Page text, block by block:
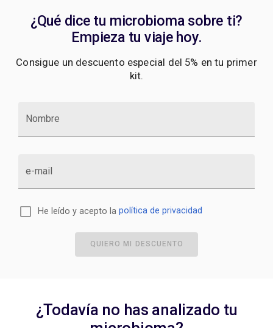
¿Qué dice tu microbioma sobre ti?
Empieza tu viaje hoy.
Consigue un descuento especial del 5% en tu primer
kit.
Nombre
e-mail
He leído y acepto la política de privacidad
QUIERO MI DESCUENTO
¿Todavía no has analizado tu